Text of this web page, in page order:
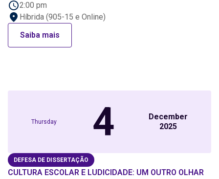
2:00 pm
Híbrida (905-15 e Online)
Saiba mais
Thursday 4
December
2025
DEFESA DE DISSERTAÇÃO
CULTURA ESCOLAR E LUDICIDADE: UM OUTRO OLHAR